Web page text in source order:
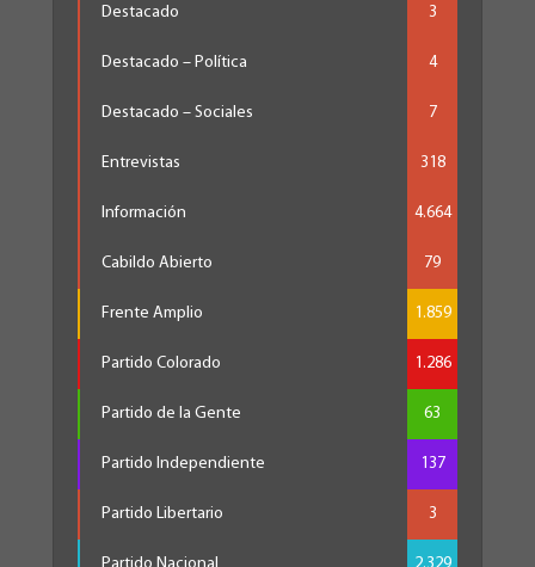
Destacado 3
Destacado – Política 4
Destacado – Sociales 7
Entrevistas 318
Información 4.664
Cabildo Abierto 79
Frente Amplio 1.859
Partido Colorado 1.286
Partido de la Gente 63
Partido Independiente 137
Partido Libertario 3